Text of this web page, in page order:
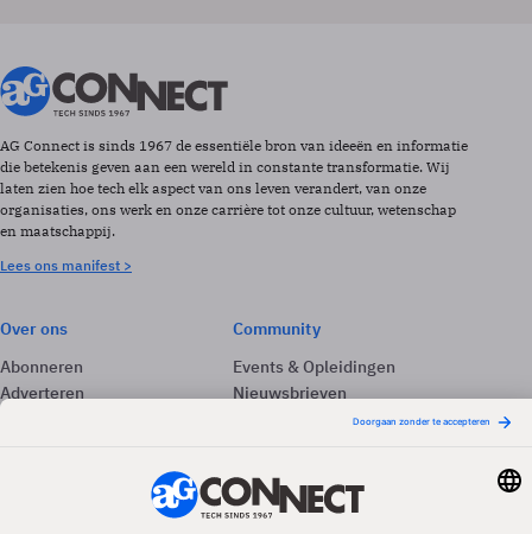
AG Connect is sinds 1967 de essentiële bron van ideeën en informatie
die betekenis geven aan een wereld in constante transformatie. Wij
laten zien hoe tech elk aspect van ons leven verandert, van onze
organisaties, ons werk en onze carrière tot onze cultuur, wetenschap
en maatschappij.
Lees ons manifest >
Over ons
Abonneren
Adverteren
Community
Events & Opleidingen
Nieuwsbrieven